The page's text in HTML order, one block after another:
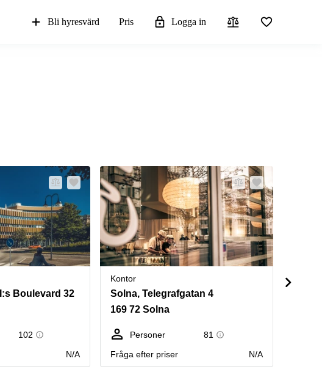
Bli hyresvärd Pris Logga in
Boulevard 32
102
N/A
Kontor
Solna, Telegrafgatan 4
169 72 Solna
Personer
81
Fråga efter priser
N/A